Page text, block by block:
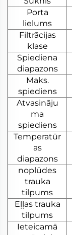
Porta
lielums
Filtrācijas
klase
Spiediena
diapazons
Maks.
spiediens
Atvasināju
ma
spiediens
Temperatūr
as
diapazons
noplūdes
trauka
tilpums
Eļļas trauka
tilpums
Ieteicamā